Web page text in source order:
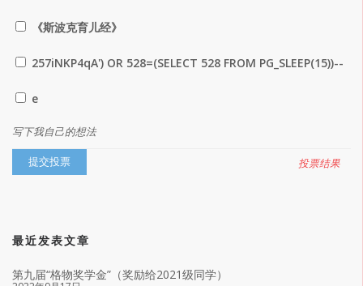
《斯波克育儿经》
257iNKP4qA') OR 528=(SELECT 528 FROM PG_SLEEP(15))--
e
写下我自己的想法
投票结果
最近发表文章
第九届“格物奖学金”（奖励给2021级同学）